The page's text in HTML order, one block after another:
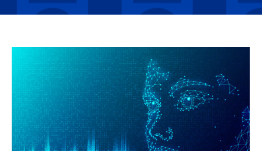
Estás aquí: